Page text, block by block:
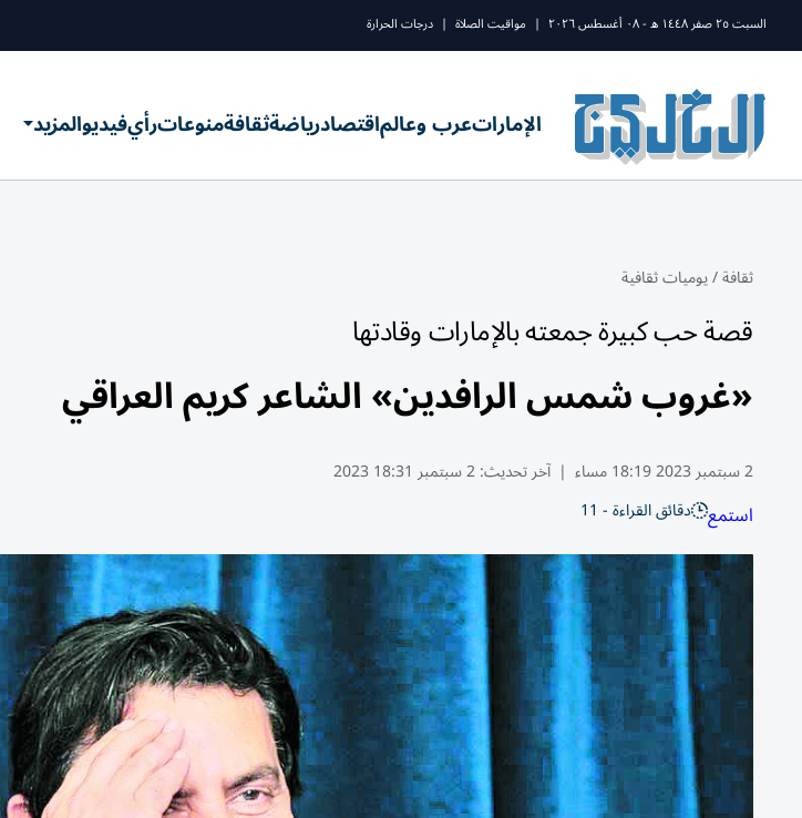
السبت ٢٥ صفر ١٤٤٨ ه - ٠٨ أغسطس ٢٠٢٦ | مواقيت الصلاة | درجات الحرارة
الإماراتعرب وعالماقتصادرياضةثقافةمنوعاترأيفيديوالمزيد
ثقافة/يوميات ثقافية
قصة حب كبيرة جمعته بالإمارات وقادتها
«غروب شمس الرافدين» الشاعر كريم العراقي
2 سبتمبر 2023 18:19 مساء | آخر تحديث:2 سبتمبر 18:31 2023
استمع دقائق القراءة - 11